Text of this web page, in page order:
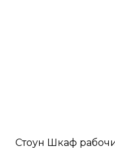
Стоун Шкаф